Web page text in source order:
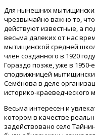
Для нынешних
чрезвычайно важно то,
действуют известные, а
весьма далеких от нас
мытищинской средней
член созданного в 1920
Гораздо позже, уже в
сподвижницей
Семёнова в деле
историко-краеведческого
Весьма интересен и
котором в качестве
задействовано село